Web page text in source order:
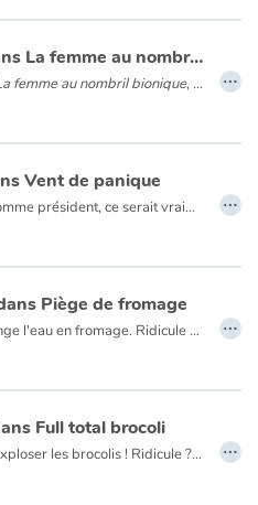
Super-Lulu dans La femme au nombril bionique
femme au nombril bionique, dont le nombril peut émettre des rayons lumineux, ce qui lui servira lors de la capture du célèbre Super-Méchant. …
Vent de panique
Super-Méchant comme président, ce serait vraiment une chose terrible. Mais que faire avec toute cette foule hypnotisée prête à voter pour lui ? par chance, Super-Nini, la super ventripetiste, est déterminée à s'en occuper.
…
Piège de fromage
Super-Momo change l'eau en fromage. Ridicule ? Pas vraiment, quand on veut sauver quelqu'un qui se noie ! Une parodie pleine d'humour du monde des superhéros chers aux petits. …
Full total brocoli
Super-Dudu fait exploser les brocolis ! Ridicule ? Indispensable lorsque des innocents sont maltraités ! Une parodie pleine d'humour du monde des superhéros chers aux petits. …